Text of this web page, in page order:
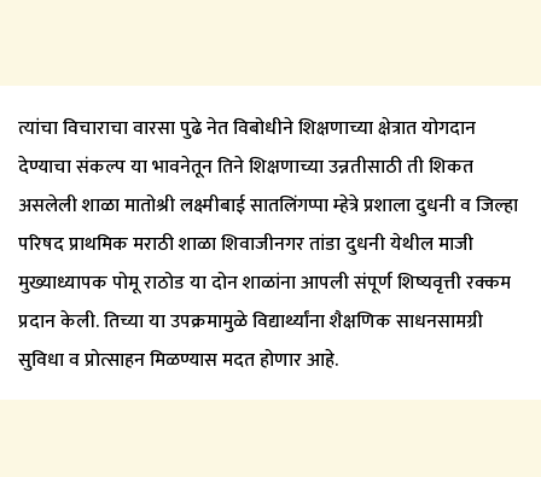
त्यांचा विचाराचा वारसा पुढे नेत विबोधीने शिक्षणाच्या क्षेत्रात योगदान
देण्याचा संकल्प या भावनेतून तिने शिक्षणाच्या उन्नतीसाठी ती शिकत
असलेली शाळा मातोश्री लक्ष्मीबाई सातलिंगप्पा म्हेत्रे प्रशाला दुधनी व जिल्हा
परिषद प्राथमिक मराठी शाळा शिवाजीनगर तांडा दुधनी येथील माजी
मुख्याध्यापक पोमू राठोड या दोन शाळांना आपली संपूर्ण शिष्यवृत्ती रक्कम
प्रदान केली. तिच्या या उपक्रमामुळे विद्यार्थ्यांना शैक्षणिक साधनसामग्री
सुविधा व प्रोत्साहन मिळण्यास मदत होणार आहे.